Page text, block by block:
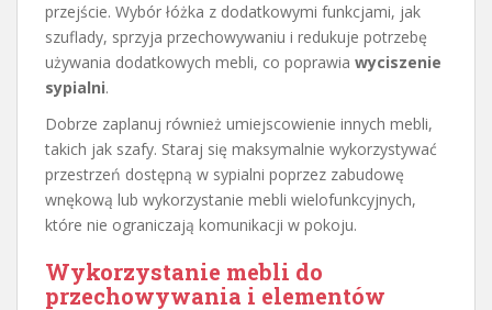
przejście. Wybór łóżka z dodatkowymi funkcjami, jak
szuflady, sprzyja przechowywaniu i redukuje potrzebę
używania dodatkowych mebli, co poprawia wyciszenie
sypialni.
Dobrze zaplanuj również umiejscowienie innych mebli,
takich jak szafy. Staraj się maksymalnie wykorzystywać
przestrzeń dostępną w sypialni poprzez zabudowę
wnękową lub wykorzystanie mebli wielofunkcyjnych,
które nie ograniczają komunikacji w pokoju.
Wykorzystanie mebli do
przechowywania i elementów